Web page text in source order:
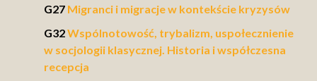
G27 Migranci i migracje w kontekście kryzysów
G32Wspólnotowość, trybalizm, uspołecznienie
w socjologii klasycznej. Historia i współczesna
recepcja